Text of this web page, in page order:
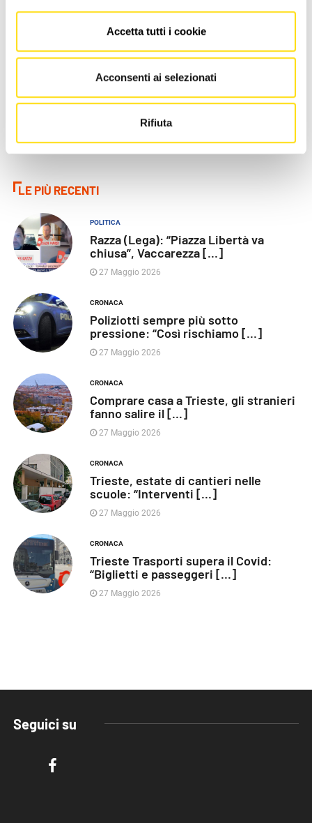
Accetta tutti i cookie
Acconsenti ai selezionati
Rifiuta
"Il Rossetti a Miramare", le
collezioni egizie di
Vitovska, il vino che
racconta il Carso: al Castello
27 Maggio 2026
LE PIÙ RECENTI
POLITICA
Razza (Lega): “Piazza Libertà va
chiusa”, Vaccarezza [...]
27 Maggio 2026
CRONACA
Poliziotti sempre più sotto
pressione: “Così rischiamo [...]
27 Maggio 2026
CRONACA
Comprare casa a Trieste, gli stranieri
fanno salire il [...]
27 Maggio 2026
CRONACA
Trieste, estate di cantieri nelle
scuole: “Interventi [...]
27 Maggio 2026
CRONACA
Trieste Trasporti supera il Covid:
“Biglietti e passeggeri [...]
27 Maggio 2026
Seguici su